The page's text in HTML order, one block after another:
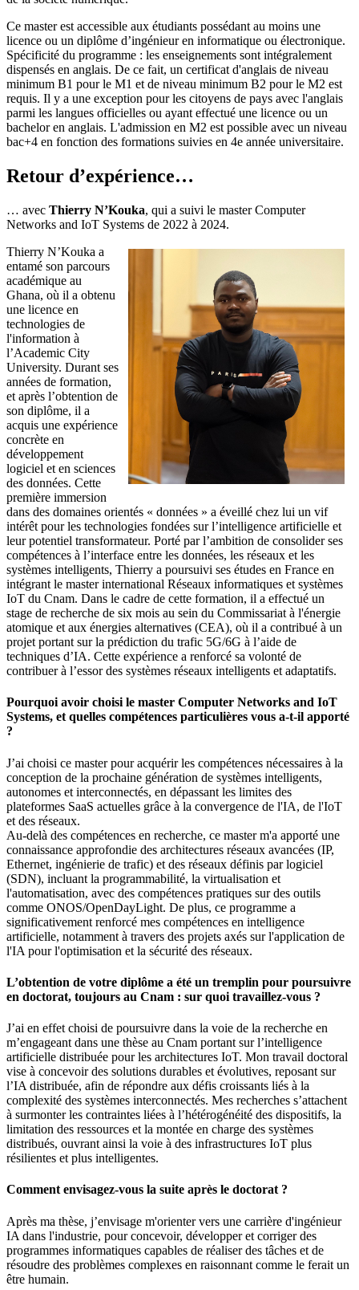
Ce master est accessible aux étudiants possédant au moins une
licence ou un diplôme d’ingénieur en informatique ou électronique.
Spécificité du programme : les enseignements sont intégralement
dispensés en anglais. De ce fait, un certificat d'anglais de niveau
minimum B1 pour le M1 et de niveau minimum B2 pour le M2 est
requis. Il y a une exception pour les citoyens de pays avec l'anglais
parmi les langues officielles ou ayant effectué une licence ou un
bachelor en anglais. L'admission en M2 est possible avec un niveau
bac+4 en fonction des formations suivies en 4e année universitaire.
Retour d’expérience…
… avec Thierry N’Kouka, qui a suivi le master Computer
Networks and IoT Systems de 2022 à 2024.
Thierry N’Kouka a
entamé son parcours
académique au
Ghana, où il a obtenu
une licence en
technologies de
l'information à
l’Academic City
University. Durant ses
années de formation,
et après l’obtention de
son diplôme, il a
acquis une expérience
concrète en
développement
logiciel et en sciences
des données. Cette
première immersion
dans des domaines orientés « données » a éveillé chez lui un vif
intérêt pour les technologies fondées sur l’intelligence artificielle et
leur potentiel transformateur. Porté par l’ambition de consolider ses
compétences à l’interface entre les données, les réseaux et les
systèmes intelligents, Thierry a poursuivi ses études en France en
intégrant le master international Réseaux informatiques et systèmes
IoT du Cnam. Dans le cadre de cette formation, il a effectué un
stage de recherche de six mois au sein du Commissariat à l'énergie
atomique et aux énergies alternatives (CEA), où il a contribué à un
projet portant sur la prédiction du trafic 5G/6G à l’aide de
techniques d’IA. Cette expérience a renforcé sa volonté de
contribuer à l’essor des systèmes réseaux intelligents et adaptatifs.
Pourquoi avoir choisi le master Computer Networks and IoT
Systems, et quelles compétences particulières vous a-t-il apporté
?
J’ai choisi ce master pour acquérir les compétences nécessaires à la
conception de la prochaine génération de systèmes intelligents,
autonomes et interconnectés, en dépassant les limites des
plateformes SaaS actuelles grâce à la convergence de l'IA, de l'IoT
et des réseaux.
Au-delà des compétences en recherche, ce master m'a apporté une
connaissance approfondie des architectures réseaux avancées (IP,
Ethernet, ingénierie de trafic) et des réseaux définis par logiciel
(SDN), incluant la programmabilité, la virtualisation et
l'automatisation, avec des compétences pratiques sur des outils
comme ONOS/OpenDayLight. De plus, ce programme a
significativement renforcé mes compétences en intelligence
artificielle, notamment à travers des projets axés sur l'application de
l'IA pour l'optimisation et la sécurité des réseaux.
L’obtention de votre diplôme a été un tremplin pour poursuivre
en doctorat, toujours au Cnam : sur quoi travaillez-vous ?
J’ai en effet choisi de poursuivre dans la voie de la recherche en
m’engageant dans une thèse au Cnam portant sur l’intelligence
artificielle distribuée pour les architectures IoT. Mon travail doctoral
vise à concevoir des solutions durables et évolutives, reposant sur
l’IA distribuée, afin de répondre aux défis croissants liés à la
complexité des systèmes interconnectés. Mes recherches s’attachent
à surmonter les contraintes liées à l’hétérogénéité des dispositifs, la
limitation des ressources et la montée en charge des systèmes
distribués, ouvrant ainsi la voie à des infrastructures IoT plus
résilientes et plus intelligentes.
Comment envisagez-vous la suite après le doctorat ?
Après ma thèse, j’envisage m'orienter vers une carrière d'ingénieur
IA dans l'industrie, pour concevoir, développer et corriger des
programmes informatiques capables de réaliser des tâches et de
résoudre des problèmes complexes en raisonnant comme le ferait un
être humain.